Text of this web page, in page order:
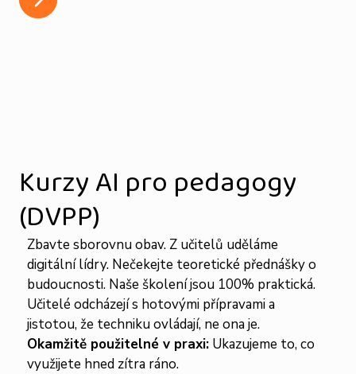
Kurzy AI pro pedagogy
(DVPP)
Zbavte sborovnu obav. Z učitelů uděláme
digitální lídry. Nečekejte teoretické přednášky o
budoucnosti. Naše školení jsou 100% praktická.
Učitelé odcházejí s hotovými přípravami a
jistotou, že techniku ovládají, ne ona je.
Okamžitě použitelné v praxi: Ukazujeme to, co
využijete hned zítra ráno.